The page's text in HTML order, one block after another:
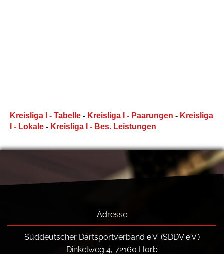
Kreisliga I - Tabelle - Kreisliga I - Paarungen - Kreisliga
I - Lokale - Kreisliga I - Bes. Leistungen
Adresse
Süddeutscher Dartsportverband e.V. (SDDV e.V.)
Dinkelweg 4, 72160 Horb